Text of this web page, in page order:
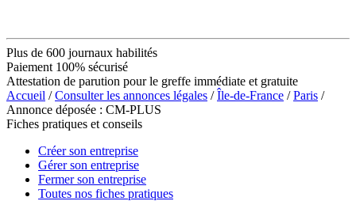
Plus de 600 journaux habilités
Paiement 100% sécurisé
Attestation de parution pour le greffe immédiate et gratuite
Accueil /Consulter les annonces légales /Île-de-France /Paris /
Annonce déposée : CM-PLUS
Fiches pratiques et conseils
Créer son entreprise
Gérer son entreprise
Fermer son entreprise
Toutes nos fiches pratiques